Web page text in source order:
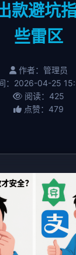
款避坑
些雷区
作者：管理员
：2026-04-25
阅读：425
点赞：479